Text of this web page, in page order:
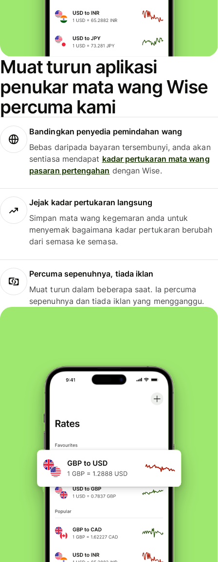
Muat turun aplikasi
penukar mata wang Wise
percuma kami
Bandingkan penyedia pemindahan wang
Bebas daripada bayaran tersembunyi, anda akan
sentiasa mendapat kadar pertukaran mata wang
pasaran pertengahan dengan Wise.
Jejak kadar pertukaran langsung
Simpan mata wang kegemaran anda untuk
menyemak bagaimana kadar pertukaran berubah
dari semasa ke semasa.
Percuma sepenuhnya, tiada iklan
Muat turun dalam beberapa saat. Ia percuma
sepenuhnya dan tiada iklan yang mengganggu.